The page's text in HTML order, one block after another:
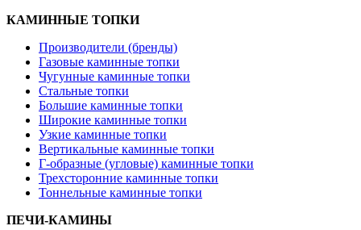
КАМИННЫЕ ТОПКИ
Производители (бренды)
Газовые каминные топки
Чугунные каминные топки
Стальные топки
Большие каминные топки
Широкие каминные топки
Узкие каминные топки
Вертикальные каминные топки
Г-образные (угловые) каминные топки
Трехсторонние каминные топки
Тоннельные каминные топки
ПЕЧИ-КАМИНЫ